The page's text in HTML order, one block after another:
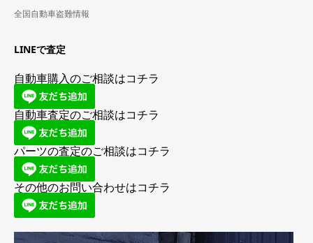
全国自動車盗難情報
LINEで査定
自動車購入のご相談はコチラ
自動車査定のご相談はコチラ
パーツの査定のご相談はコチラ
その他のお問い合わせはコチラ